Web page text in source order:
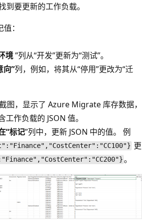
到要更新的工作负载。
：
境”列从“开发”更新为“测试”。
向”列，例如，将其从“停用”更改为“迁
图，显示了 Azure Migrate 库存数据，
作负载的 JSON 值。
“标记”列中，更新 JSON 中的值。 例
更
。